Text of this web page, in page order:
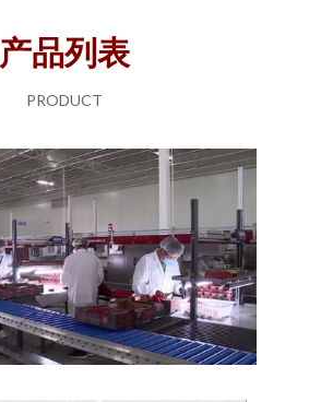
产品列表
PRODUCT